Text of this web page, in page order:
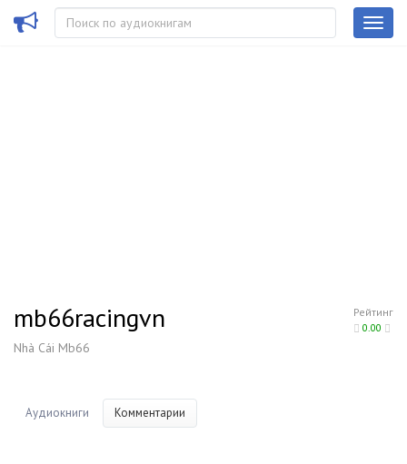
Рейтинг
0.00
mb66racingvn
Nhà Cái Mb66
Аудиокниги Комментарии